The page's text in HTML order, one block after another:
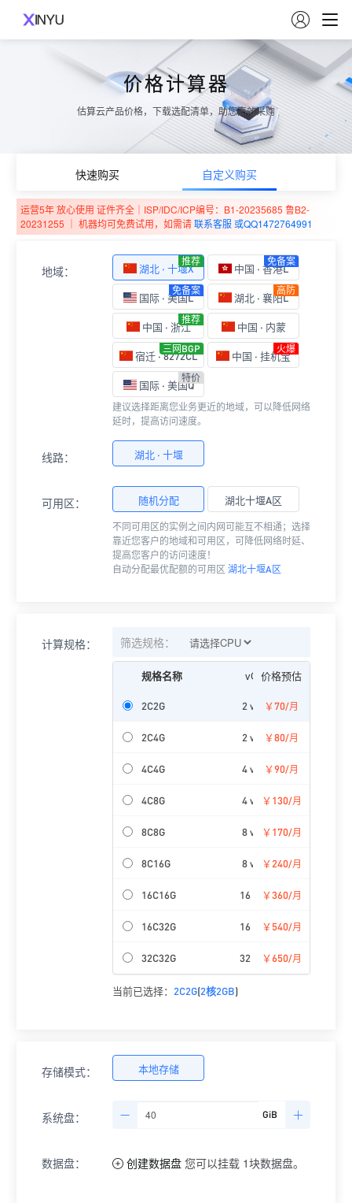

价格计算器
估算云产品价格，下载选配清单，助您高效采购
快速购买 自定义购买
运营5年 放心使用 证件齐全｜ISP/IDC/ICP编号：B1-20235685 鲁B2-
20231255 ｜ 机器均可免费试用，如需请联系客服 或QQ1472764991
地域： 湖北 · 十堰X
推荐
中国 · 香港L
免备案
国际 · 美国L
免备案
湖北 · 襄阳L
高防
中国 · 浙江
推荐
中国 · 内蒙
宿迁 · 8272CL
三网BGP
中国 · 挂机宝
火爆
国际 · 美国Q
特价
建议选择距离您业务更近的地域，可以降低网络
延时，提高访问速度。
线路： 湖北 · 十堰
可用区： 随机分配 湖北十堰A区
不同可用区的实例之间内网可能互不相通；选择
靠近您客户的地域和可用区，可降低网络时延、
提高您客户的访问速度！
自动分配最优配额的可用区 湖北十堰A区
计算规格： 筛选规格：
规格名称 vCPU 内存
价格预估
2C2G 2 vCPU￥70/月
2C4G 2 vCPU￥80/月
4C4G 4 vCPU￥90/月
4C8G 4 vCPU 8GiB
￥130/月
8C8G 8 vCPU 8GiB
￥170/月
8C16G 8 vCPU 16GiB
￥240/月
16C16G 16 vCPU 16GiB
￥360/月
16C32G 16 vCPU 32GiB
￥540/月
32C32G 32 vCPU 32GiB
￥650/月
当前已选择： 2C2G(2核2GB)
存储模式： 本地存储
系统盘： GiB
数据盘： 创建数据盘 您可以挂载 1块数据盘。